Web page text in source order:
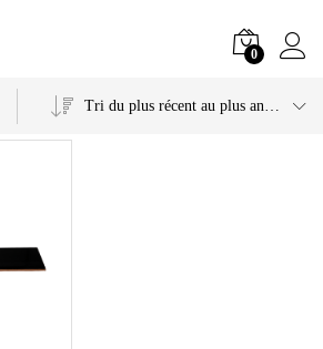
0
Tri du plus récent au plus ancien